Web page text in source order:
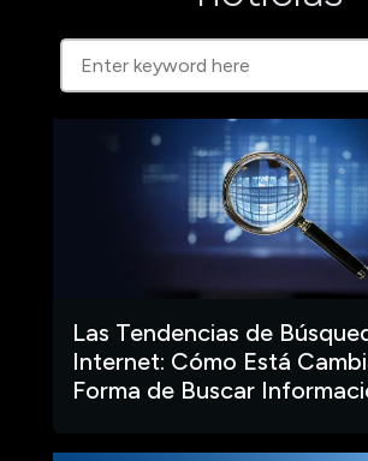
Las Tendencias de
Internet: Cómo Está
Forma de Buscar